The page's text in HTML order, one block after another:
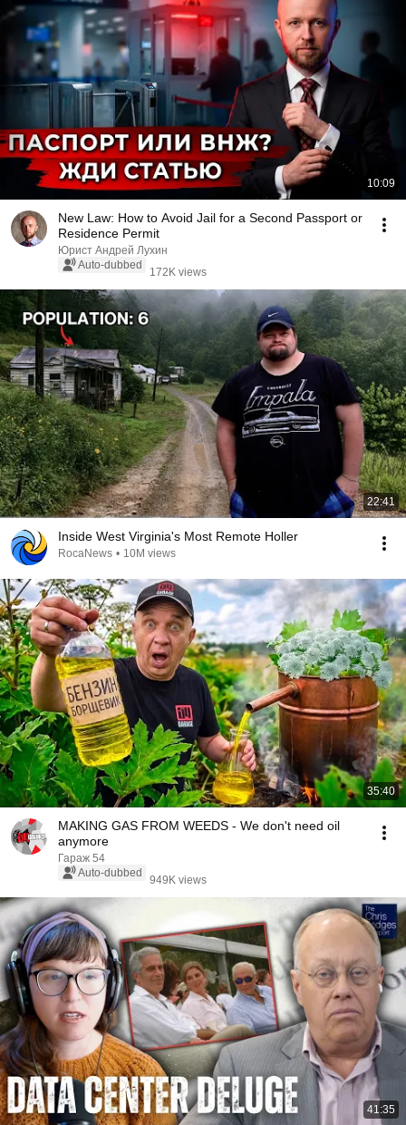
10:09
New Law: How to Avoid Jail for a Second Passport or
Residence Permit
Юрист Андрей Лухин
Auto-dubbed
172K views
22:41
Inside West Virginia's Most Remote Holler
RocaNews • 10M views
35:40
MAKING GAS FROM WEEDS - We don't need oil
anymore
Гараж 54
Auto-dubbed
949K views
41:35